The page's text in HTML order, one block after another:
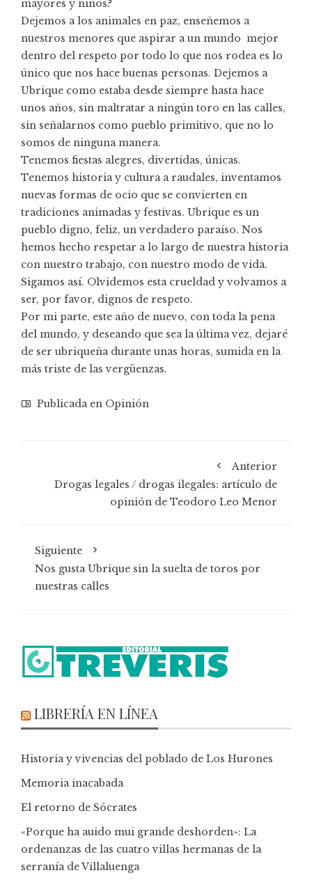
mayores y niños?
Dejemos a los animales en paz, enseñemos a
nuestros menores que aspirar a un mundo mejor
dentro del respeto por todo lo que nos rodea es lo
único que nos hace buenas personas. Dejemos a
Ubrique como estaba desde siempre hasta hace
unos años, sin maltratar a ningún toro en las calles,
sin señalarnos como pueblo primitivo, que no lo
somos de ninguna manera.
Tenemos fiestas alegres, divertidas, únicas.
Tenemos historia y cultura a raudales, inventamos
nuevas formas de ocio que se convierten en
tradiciones animadas y festivas. Ubrique es un
pueblo digno, feliz, un verdadero paraíso. Nos
hemos hecho respetar a lo largo de nuestra historia
con nuestro trabajo, con nuestro modo de vida.
Sigamos así. Olvidemos esta crueldad y volvamos a
ser, por favor, dignos de respeto.
Por mi parte, este año de nuevo, con toda la pena
del mundo, y deseando que sea la última vez, dejaré
de ser ubriqueña durante unas horas, sumida en la
más triste de las vergüenzas.
Publicada en Opinión
Anterior
Drogas legales / drogas ilegales: artículo de
opinión de Teodoro Leo Menor
Siguiente
Nos gusta Ubrique sin la suelta de toros por
nuestras calles
LIBRERÍA EN LÍNEA
Historia y vivencias del poblado de Los Hurones
Memoria inacabada
El retorno de Sócrates
«Porque ha auido mui grande deshorden»: La
ordenanzas de las cuatro villas hermanas de la
serranía de Villaluenga